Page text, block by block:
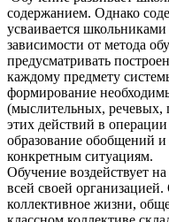
содержанием. Однако
усваивается
зависимости от метода
предусматривать
каждому предмету
формирование
(мыслительных, речевых,
этих действий в
образование обобщений
конкретным ситуациям.
Обучение воздействует
всей своей
коллективное жизни,